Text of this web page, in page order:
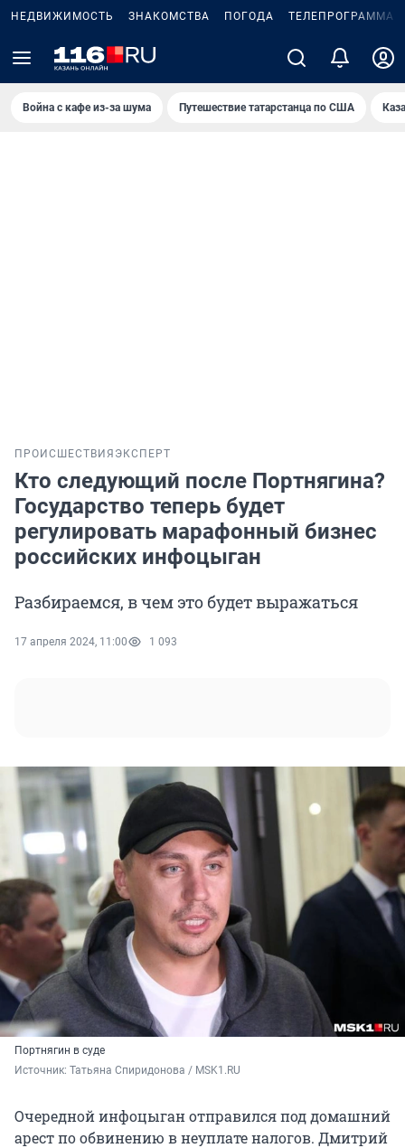
НЕДВИЖИМОСТЬ ЗНАКОМСТВА ПОГОДА ТЕЛЕПРОГРАММА
Война с кафе из-за шума Путешествие татарстанца по США
ПРОИСШЕСТВИЯ ЭКСПЕРТ
Кто следующий после Портнягина?
Государство теперь будет
регулировать марафонный бизнес
российских инфоцыган
Разбираемся, в чем это будет выражаться
17 апреля 2024, 11:00 1 093
Портнягин в суде
Источник: Татьяна Спиридонова / MSK1.RU
Очередной инфоцыган отправился под домашний
арест по обвинению в неуплате налогов. Дмитрий